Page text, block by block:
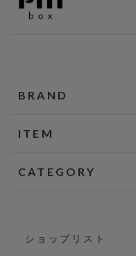
BRAND
ITEM
CATEGORY
ショップリスト